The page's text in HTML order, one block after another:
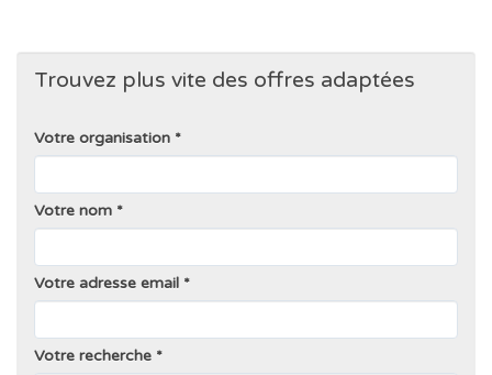
Trouvez plus vite des offres adaptées
Votre organisation
Votre nom
Votre adresse email
Votre recherche